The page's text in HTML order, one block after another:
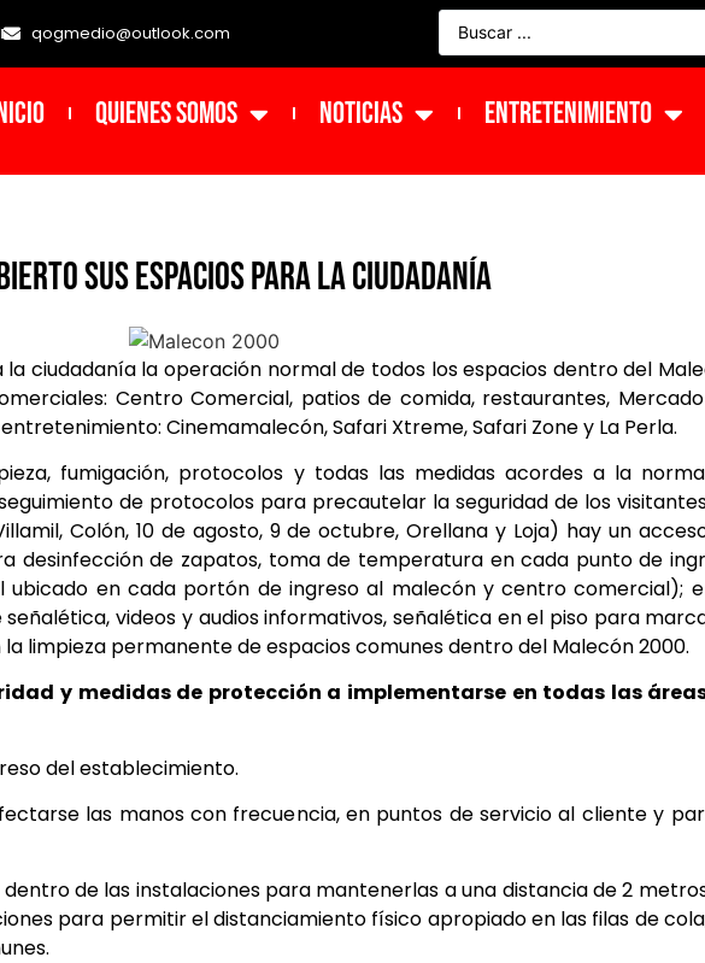
qogmedio@outlook.com
Quienes Somos NOTICIAS ENTRETENIMIENTO
sus espacios para la ciudadanía
la ciudadanía la operación normal de todos los espacios dentro del
Centro Comercial, patios de comida, restaurantes,
Cinemamalecón, Safari Xtreme, Safari Zone y La Perla.
fumigación, protocolos y todas las medidas acordes a la
de protocolos para precautelar la seguridad de los
Colón, 10 de agosto, 9 de octubre, Orellana y Loja) hay un
desinfección de zapatos, toma de temperatura en cada punto de
ubicado en cada portón de ingreso al malecón y centro comercial);
videos y audios informativos, señalética en el piso para
limpieza permanente de espacios comunes dentro del Malecón 2000.
y medidas de protección a implementarse en todas las
del establecimiento.
las manos con frecuencia, en puntos de servicio al cliente y
de las instalaciones para mantenerlas a una distancia de 2
para permitir el distanciamiento físico apropiado en las filas de